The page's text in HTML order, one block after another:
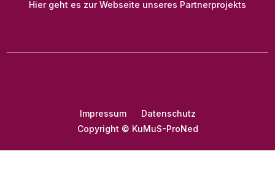
Hier geht es zur Webseite unseres Partnerprojekts
Copyright © KuMuS-ProNed
Impressum Datenschutz